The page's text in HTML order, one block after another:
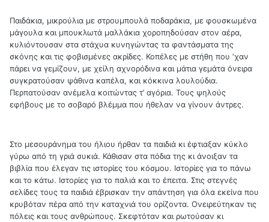
Παιδάκια, μικρούλια με στρουμπουλά ποδαράκια, με φουσκωμένα
μάγουλα και μπουκλωτά μαλλάκια χοροπηδούσαν στον αέρα,
κυλιόντουσαν στα στάχυα κυνηγώντας τα φαντάσματα της
σκόνης και τις φοβισμένες ακρίδες. Κοπέλες με στήθη που ‘χαν
πάρει να γεμίζουν, με χείλη αχνορόδινα και μάτια γεμάτα όνειρα
συγκρατούσαν ψάθινα καπέλα, και κόκκινα λουλούδια.
Περπατούσαν ανέμελα κοιτώντας τ’ αγόρια. Τους ψηλούς
εφήβους με το σοβαρό βλέμμα που ήθελαν να γίνουν άντρες.
Στο μεσουράνημα του ήλιου ήρθαν τα παιδιά κι έφτιαξαν κύκλο
γύρω από τη γριά συκιά. Κάθισαν στα πόδια της κι άνοιξαν τα
βιβλία που έλεγαν τις ιστορίες του κόσμου. Ιστορίες για το πάνω
και το κάτω. Ιστορίες για το παλιά και το έπειτα. Στις στεγνές
σελίδες τους τα παιδιά έβρισκαν την απάντηση για όλα εκείνα που
κρυβόταν πέρα από την καταχνιά του ορίζοντα. Ονειρεύτηκαν τις
πόλεις και τους ανθρώπους. Σκεφτόταν και ρωτούσαν κι